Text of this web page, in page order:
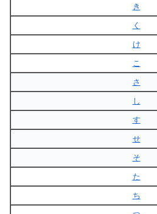
き
く
け
こ
さ
し
す
せ
そ
た
ち